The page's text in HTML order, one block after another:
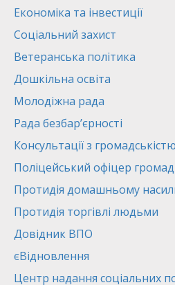
Економіка та інвестиції
Соціальний захист
Ветеранська політика
Дошкільна освіта
Молодіжна рада
Рада безбар’єрності
Консультації з громадськістю
Поліцейський офіцер
Протидія домашньому
Протидія торгівлі людьми
Довідник ВПО
єВідновлення
Центр надання соціальних